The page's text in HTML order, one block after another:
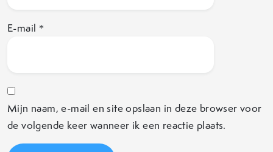
E-mail *
Mijn naam, e-mail en site opslaan in deze browser voor
de volgende keer wanneer ik een reactie plaats.